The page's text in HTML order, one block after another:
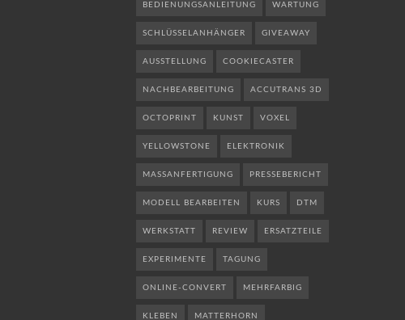
BEDIENUNGSANLEITUNG WARTUNG
SCHLÜSSELANHÄNGER GIVEAWAY
AUSSTELLUNG COOKIECASTER
NACHBEARBEITUNG ACCUTRANS 3D
OCTOPRINT KUNST VOXEL
YELLOWSTONE ELEKTRONIK
MASSANFERTIGUNG PRESSEBERICHT
MODELL BEARBEITEN KURS DTM
WERKSTATT REVIEW ERSATZTEILE
EXPERIMENTE TAGUNG
ONLINE-CONVERT MEHRFARBIG
KLEBEN MATTERHORN